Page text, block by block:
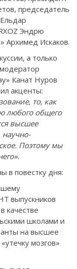
председатель
Эндрю
Архимед Искаков.
а только
Канат Нуров
акценты:
то, как
любого общего
высшее
научно-
Поэтому мы
в повестку дня:
выпускников
качестве
школами и
на высшее
мозгов»